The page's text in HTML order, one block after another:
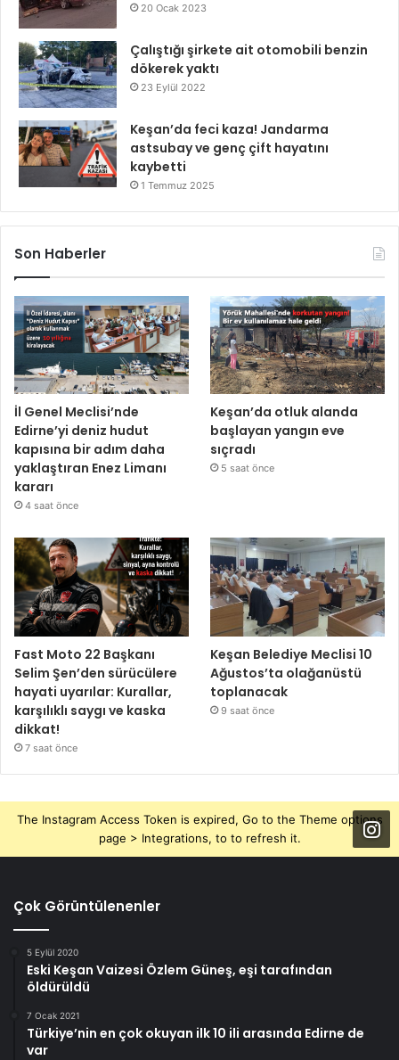
20 Ocak 2023
Çalıştığı şirkete ait otomobili benzin
dökerek yaktı
23 Eylül 2022
Keşan’da feci kaza! Jandarma
astsubay ve genç çift hayatını
kaybetti
1 Temmuz 2025
Son Haberler
İl Genel Meclisi’nde
Edirne’yi deniz hudut
kapısına bir adım daha
yaklaştıran Enez Limanı
kararı
4 saat önce
Keşan’da otluk alanda
başlayan yangın eve
sıçradı
5 saat önce
Fast Moto 22 Başkanı
Selim Şen’den sürücülere
hayati uyarılar: Kurallar,
karşılıklı saygı ve kaska
dikkat!
7 saat önce
Keşan Belediye Meclisi 10
Ağustos’ta olağanüstü
toplanacak
9 saat önce
The Instagram Access Token is expired, Go to the Theme options
page > Integrations, to to refresh it.
Çok Görüntülenenler
5 Eylül 2020
Eski Keşan Vaizesi Özlem Güneş, eşi tarafından
öldürüldü
7 Ocak 2021
Türkiye’nin en çok okuyan ilk 10 ili arasında Edirne de
var